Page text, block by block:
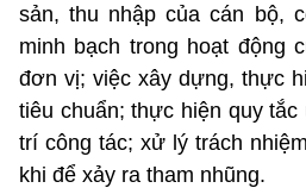
sản, thu nhập của cán bộ,
minh bạch trong hoạt động
đơn vị; việc xây dựng, thực
tiêu chuẩn; thực hiện quy
trí công tác; xử lý trách
khi để xảy ra tham nhũng.